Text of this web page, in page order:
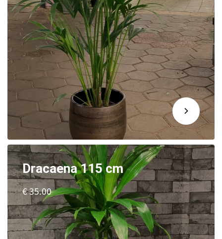
Dracaena 115 cm
€ 35.00